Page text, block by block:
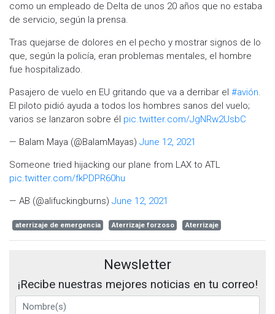
como un empleado de Delta de unos 20 años que no estaba
de servicio, según la prensa.
Tras quejarse de dolores en el pecho y mostrar signos de lo
que, según la policía, eran problemas mentales, el hombre
fue hospitalizado.
Pasajero de vuelo en EU gritando que va a derribar el #avión.
El piloto pidió ayuda a todos los hombres sanos del vuelo;
varios se lanzaron sobre él pic.twitter.com/JgNRw2UsbC
— Balam Maya (@BalamMayas) June 12, 2021
Someone tried hijacking our plane from LAX to ATL
pic.twitter.com/fkPDPR60hu
— AB (@alifuckingburns) June 12, 2021
aterrizaje de emergencia Aterrizaje forzoso Aterrizaje
Newsletter
¡Recibe nuestras mejores noticias en tu correo!